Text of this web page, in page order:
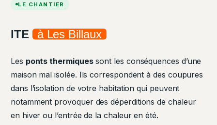
LE CHANTIER
ITE à Les Billaux
Les ponts thermiquessont les conséquences d’une
maison mal isolée. Ils correspondent à des coupures
dans l’isolation de votre habitation qui peuvent
notamment provoquer des déperditions de chaleur
en hiver ou l’entrée de la chaleur en été.